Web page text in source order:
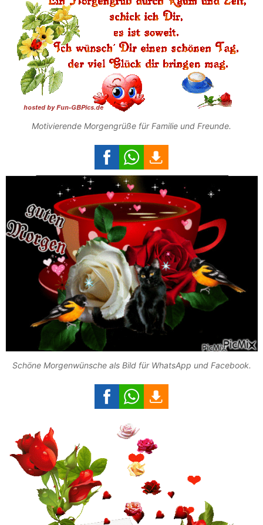
Motivierende Morgengrüße für Familie und Freunde.
Schöne Morgenwünsche als Bild für WhatsApp und Facebook.